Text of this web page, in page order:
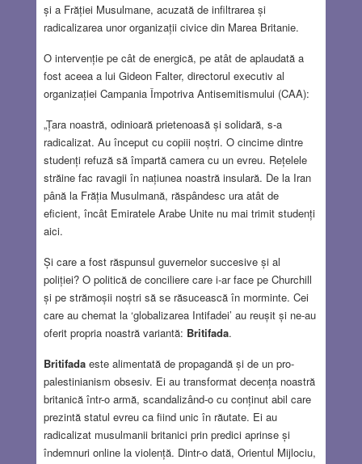
și a Frăției Musulmane, acuzată de infiltrarea și
radicalizarea unor organizații civice din Marea Britanie.
O intervenție pe cât de energică, pe atât de aplaudată a
fost aceea a lui Gideon Falter, directorul executiv al
organizației Campania Împotriva Antisemitismului (CAA):
„Țara noastră, odinioară prietenoasă și solidară, s-a
radicalizat. Au început cu copiii noștri. O cincime dintre
studenți refuză să împartă camera cu un evreu. Rețelele
străine fac ravagii în națiunea noastră insulară. De la Iran
până la Frăția Musulmană, răspândesc ura atât de
eficient, încât Emiratele Arabe Unite nu mai trimit studenți
aici.
Și care a fost răspunsul guvernelor succesive și al
poliției? O politică de conciliere care i-ar face pe Churchill
și pe strămoșii noștri să se răsucească în morminte. Cei
care au chemat la ‘globalizarea Intifadei’ au reușit și ne-au
oferit propria noastră variantă: Britifada.
Britifadaeste alimentată de propagandă și de un pro-
palestinianism obsesiv. Ei au transformat decența noastră
britanică într-o armă, scandalizând-o cu conținut abil care
prezintă statul evreu ca fiind unic în răutate. Ei au
radicalizat musulmanii britanici prin predici aprinse și
îndemnuri online la violență. Dintr-o dată, Orientul Mijlociu,